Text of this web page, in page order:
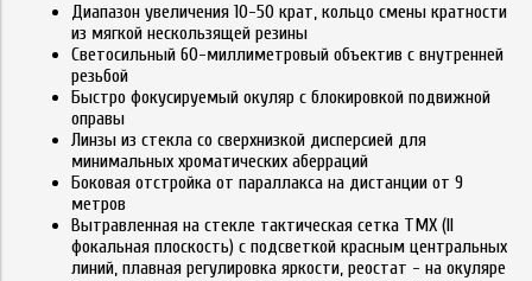
Диапазон увеличения 10-50 крат, кольцо смены кратности
из мягкой нескользящей резины
Светосильный 60-миллиметровый объектив с внутренней
резьбой
Быстро фокусируемый окуляр с блокировкой подвижной
оправы
Линзы из стекла со сверхнизкой дисперсией для
минимальных хроматических аберраций
Боковая отстройка от параллакса на дистанции от 9
метров
Вытравленная на стекле тактическая сетка TMX (II
фокальная плоскость) с подсветкой красным центральных
линий, плавная регулировка яркости, реостат - на окуляре